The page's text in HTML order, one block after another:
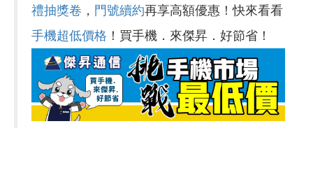
禮抽獎卷 ， 門號續約再享高額優惠！快來看看
手機超低價格 ！買手機．來傑昇．好節省！